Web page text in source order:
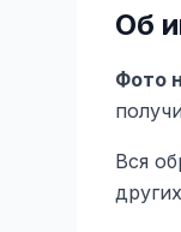
Об
Фото
Вся